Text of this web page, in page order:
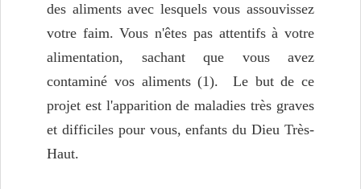
des aliments avec lesquels vous assouvissez
votre faim. Vous n'êtes pas attentifs à votre
alimentation, sachant que vous avez
contaminé vos aliments (1). Le but de ce
projet est l'apparition de maladies très graves
et difficiles pour vous, enfants du Dieu Très-
Haut.